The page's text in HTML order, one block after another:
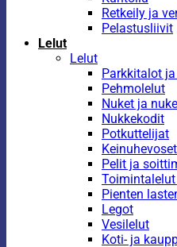
Retkeily ja
Pelastusliivit
Lelut
Lelut
Parkkitalot
Pehmolelut
Nuket ja
Nukkekodit
Potkuttelijat
Pelit ja
Pienten
Legot
Vesilelut
Koti- ja